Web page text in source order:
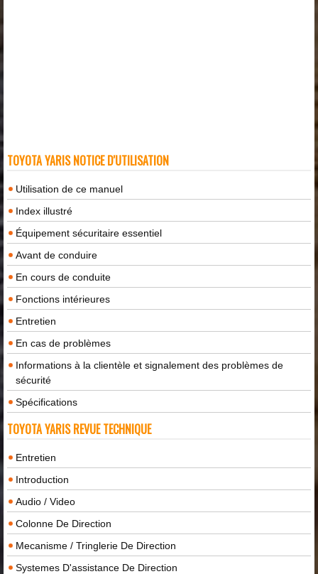
TOYOTA YARIS NOTICE D'UTILISATION
Utilisation de ce manuel
Index illustré
Équipement sécuritaire essentiel
Avant de conduire
En cours de conduite
Fonctions intérieures
Entretien
En cas de problèmes
Informations à la clientèle et signalement des problèmes de
sécurité
Spécifications
TOYOTA YARIS REVUE TECHNIQUE
Entretien
Introduction
Audio / Video
Colonne De Direction
Mecanisme / Tringlerie De Direction
Systemes D'assistance De Direction